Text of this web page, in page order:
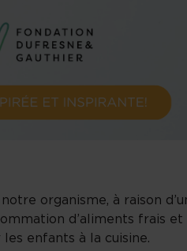
organisme, à raison
d’aliments frais et
enfants à la cuisine.